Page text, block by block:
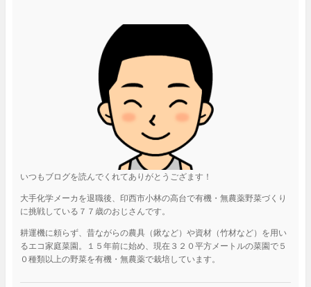
いつもブログを読んでくれてありがとうござます！
大手化学メーカを退職後、印西市小林の高台で有機・無農薬野菜づくり
に挑戦している７７歳のおじさんです。
耕運機に頼らず、昔ながらの農具（鍬など）や資材（竹材など）を用い
るエコ家庭菜園。１５年前に始め、現在３２０平方メートルの菜園で５
０種類以上の野菜を有機・無農薬で栽培しています。